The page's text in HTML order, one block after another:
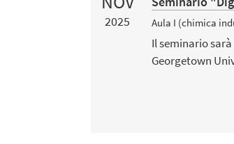
2025 Aula I (chimica
Il seminario
Georgetown